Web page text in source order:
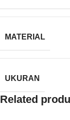
MATERIAL
UKURAN
Related